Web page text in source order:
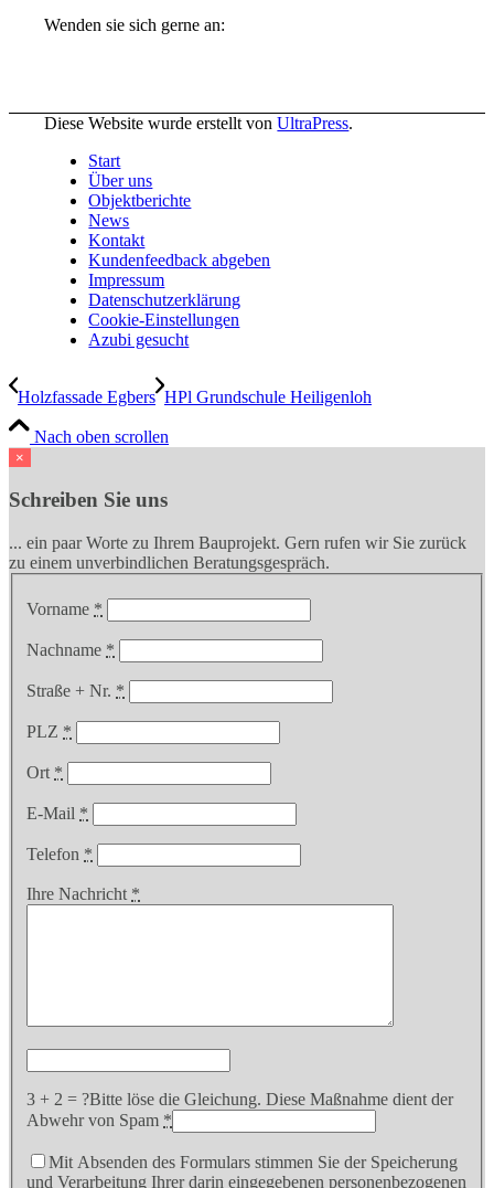
Wenden sie sich gerne an:
Diese Website wurde erstellt vonUltraPress.
Start
Über uns
Objektberichte
News
Kontakt
Kundenfeedback abgeben
Impressum
Datenschutzerklärung
Cookie-Einstellungen
Azubi gesucht
Holzfassade Egbers HPl Grundschule Heiligenloh
Nach oben scrollen
×
Schreiben Sie uns
... ein paar Worte zu Ihrem Bauprojekt. Gern rufen wir Sie zurück
zu einem unverbindlichen Beratungsgespräch.
Vorname *
Nachname *
Straße + Nr. *
PLZ *
Ort *
E-Mail *
Telefon *
Ihre Nachricht *
3 + 2 = ?Bitte löse die Gleichung. Diese Maßnahme dient der
Abwehr von Spam *
Mit Absenden des Formulars stimmen Sie der Speicherung
und Verarbeitung Ihrer darin eingegebenen personenbezogenen